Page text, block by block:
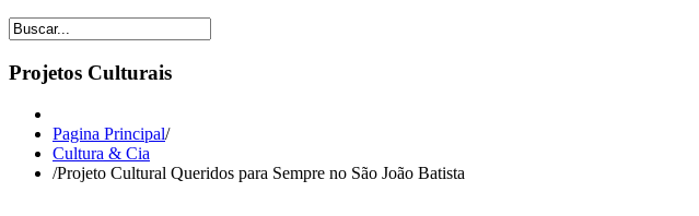
Projetos Culturais
Pagina Principal/
Cultura & Cia
/Projeto Cultural Queridos para Sempre no São João Batista